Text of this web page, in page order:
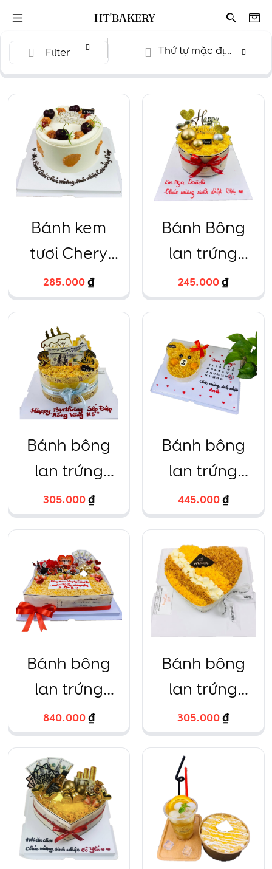
Filter Thứ tự mặc định
Bánh kem
tươi Chery
sang chảnh
285.000₫
Bánh Bông
lan trứng
muối bóng
vàng tròn
245.000₫
Bánh bông
lan trứng
muối Đô la
tròn
305.000₫
Bánh bông
lan trứng
muối hình chú
gấu đáng yêu
kèm lịch, hộp
mica to
445.000₫
Bánh bông
lan trứng
muối hình chữ
nhật
840.000₫
Bánh bông
lan trứng
muối hình trái
tim
305.000₫
HT'BAKERY